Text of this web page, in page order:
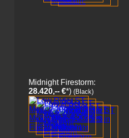
Midnight Firestorm:
28.420,-- €*) (Black)